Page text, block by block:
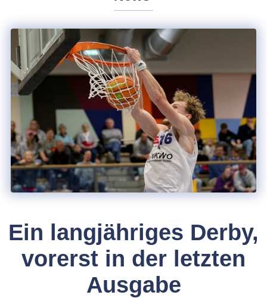
Ein langjähriges Derby,
vorerst in der letzten
Ausgabe